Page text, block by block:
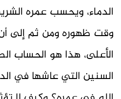
الدماء، ويحسب عمره
وقت ظهوره ومن ثم إلى
الأعلى، هذا هو الحساب
السنين التي عاشها في